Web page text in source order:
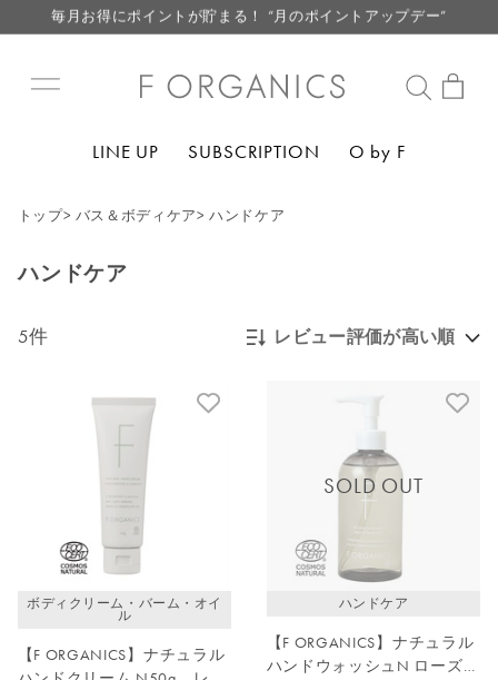
毎月お得にポイントが貯まる！ “月のポイントアップデー”
【重要】F ORGANICS Websiteの統合に関するお知らせ
毎月お得にポイントが貯まる！ “月のポイントアップデー”
LINE UP SUBSCRIPTION O by F
トップ> バス＆ボディケア>ハンドケア
ハンドケア
5件 レビュー評価が高い順
レビューが多い順
レビュー評価が高い順
ボディクリーム・バーム・オイ
ル
【F ORGANICS】ナチュラル
SOLD OUT
ハンドケア
【F ORGANICS】ナチュラル
ハンドウォッシュN ローズ＆